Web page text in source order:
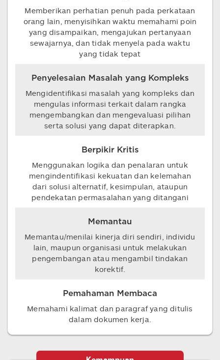
Memberikan perhatian penuh pada perkataan
orang lain, menyisihkan waktu memahami poin
yang disampaikan, mengajukan pertanyaan
sewajarnya, dan tidak menyela pada waktu
yang tidak tepat
Penyelesaian Masalah yang Kompleks
Mengidentifikasi masalah yang kompleks dan
mengulas informasi terkait dalam rangka
mengembangkan dan mengevaluasi pilihan
serta solusi yang dapat diterapkan.
Berpikir Kritis
Menggunakan logika dan penalaran untuk
mengindentifikasi kekuatan dan kelemahan
dari solusi alternatif, kesimpulan, ataupun
pendekatan permasalahan yang ditangani
Memantau
Memantau/menilai kinerja diri sendiri, individu
lain, maupun organisasi untuk melakukan
pengembangan atau mengambil tindakan
korektif.
Pemahaman Membaca
Memahami kalimat dan paragraf yang ditulis
dalam dokumen kerja.